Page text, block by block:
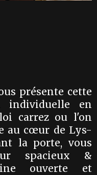
présente cette
individuelle en
carrez ou l'on
au cœur de Lys-
la porte, vous
spacieux &
ouverte et